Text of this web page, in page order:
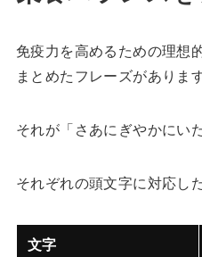
免疫力を高めるための理想
まとめたフレーズがあります
それが「さあにぎやかにい
それぞれの頭文字に対応し
文字